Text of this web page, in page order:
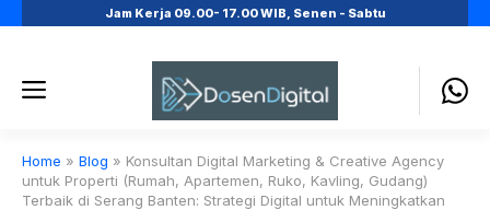
Jam Kerja 09.00- 17.00 WIB, Senen - Sabtu
Menu
Home » Blog » Konsultan Digital Marketing & Creative Agency
untuk Properti (Rumah, Apartemen, Ruko, Kavling, Gudang)
Terbaik di Serang Banten: Strategi Digital untuk Meningkatkan